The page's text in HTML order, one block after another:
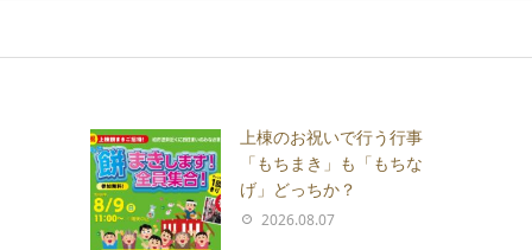
上棟のお祝いで行う行事
「もちまき」も「もちな
げ」どっちか？
2026.08.07